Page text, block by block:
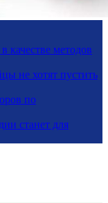
методов
не хотят пустить
по
станет для